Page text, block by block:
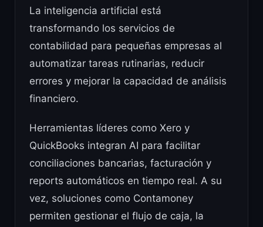
La inteligencia artificial está
transformando los servicios de
contabilidad para pequeñas empresas al
automatizar tareas rutinarias, reducir
errores y mejorar la capacidad de análisis
financiero.
Herramientas líderes como Xero y
QuickBooks integran AI para facilitar
conciliaciones bancarias, facturación y
reports automáticos en tiempo real. A su
vez, soluciones como Contamoney
permiten gestionar el flujo de caja, la